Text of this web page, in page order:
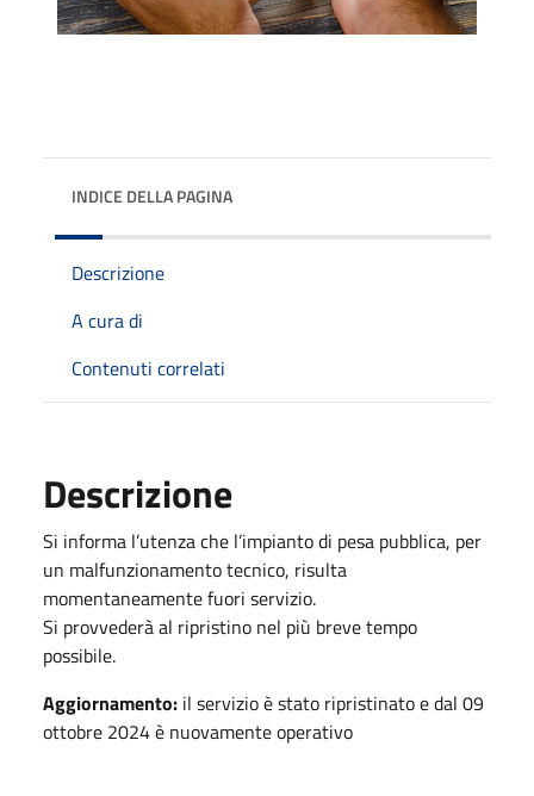
INDICE DELLA PAGINA
Descrizione
A cura di
Contenuti correlati
Descrizione
Si informa l’utenza che l’impianto di pesa pubblica, per
un malfunzionamento tecnico, risulta
momentaneamente fuori servizio.
Si provvederà al ripristino nel più breve tempo
possibile.
Aggiornamento: il servizio è stato ripristinato e dal 09
ottobre 2024 è nuovamente operativo